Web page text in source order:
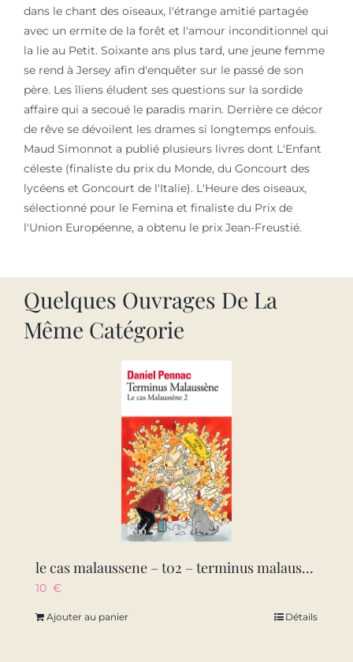
dans le chant des oiseaux, l'étrange amitié partagée
avec un ermite de la forêt et l'amour inconditionnel qui
la lie au Petit. Soixante ans plus tard, une jeune femme
se rend à Jersey afin d'enquêter sur le passé de son
père. Les îliens éludent ses questions sur la sordide
affaire qui a secoué le paradis marin. Derrière ce décor
de rêve se dévoilent les drames si longtemps enfouis.
Maud Simonnot a publié plusieurs livres dont L'Enfant
céleste (finaliste du prix du Monde, du Goncourt des
lycéens et Goncourt de l'Italie). L'Heure des oiseaux,
sélectionné pour le Femina et finaliste du Prix de
l'Union Européenne, a obtenu le prix Jean-Freustié.
Quelques Ouvrages De La
Même Catégorie
le cas malaussene – t02 – terminus malaussene
10 €
Ajouter au panier Détails